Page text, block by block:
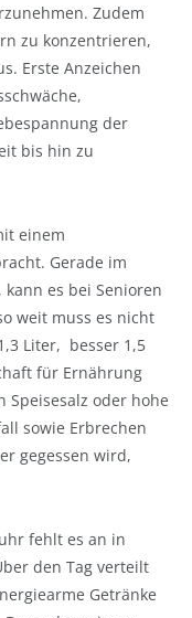
Zudem
zu konzentrieren,
Erste Anzeichen
der
bis hin zu
einem
Gerade im
es bei Senioren
weit muss es nicht
Liter, besser 1,5
für Ernährung
Speisesalz oder hohe
sowie Erbrechen
gegessen wird,
fehlt es an in
den Tag verteilt
Getränke